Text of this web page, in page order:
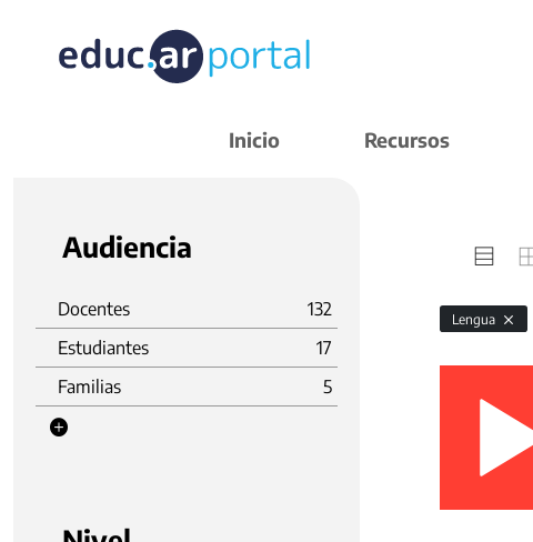
Inicio Recursos
Audiencia
Docentes
132
Estudiantes
17
Familias
5
Lengua